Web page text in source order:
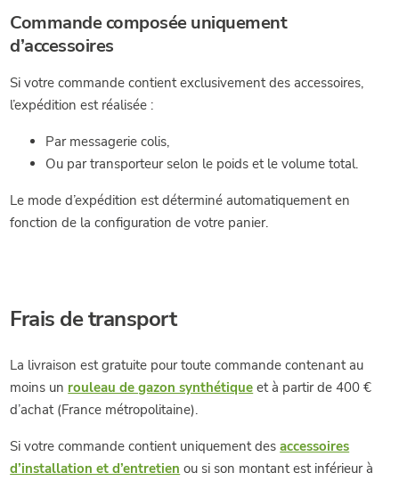
Commande composée uniquement
d’accessoires
Si votre commande contient exclusivement des accessoires,
l’expédition est réalisée :
Par messagerie colis,
Ou par transporteur selon le poids et le volume total.
Le mode d’expédition est déterminé automatiquement en
fonction de la configuration de votre panier.
Frais de transport
La livraison est gratuite pour toute commande contenant au
moins un rouleau de gazon synthétique et à partir de 400 €
d’achat (France métropolitaine).
Si votre commande contient uniquement desaccessoires
d’installation et d’entretien ou si son montant est inférieur à